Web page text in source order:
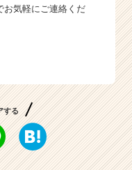
お気軽にご連絡くだ
する